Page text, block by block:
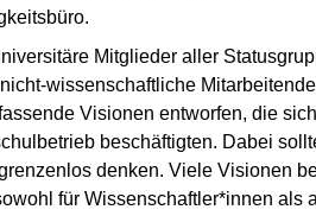
Mitglieder aller
wis­sen­schaft­liche
Visionen entworfen, die
be­schäf­tig­ten. Dabei
denken. Viele Visionen
für Wis­sen­schaft­ler*innen als